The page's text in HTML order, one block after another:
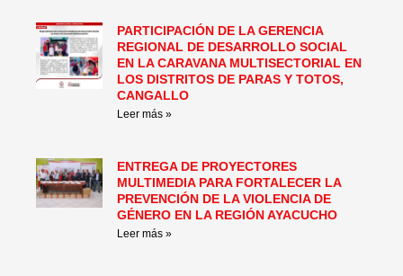
PARTICIPACIÓN DE LA GERENCIA
REGIONAL DE DESARROLLO SOCIAL
EN LA CARAVANA MULTISECTORIAL EN
LOS DISTRITOS DE PARAS Y TOTOS,
CANGALLO
Leer más »
ENTREGA DE PROYECTORES
MULTIMEDIA PARA FORTALECER LA
PREVENCIÓN DE LA VIOLENCIA DE
GÉNERO EN LA REGIÓN AYACUCHO
Leer más »